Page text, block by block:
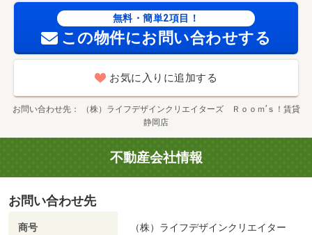
無料・簡単2項目！
この物件にお問い合わせする
お気に入りに追加する
お問い合わせ先
（株）ライフデザインクリエイターズ Ｒｏｏｍ’ｓ！賃貸
静岡店
不動産会社情報
お問い合わせ先
商号
（株）ライフデザインクリエイター